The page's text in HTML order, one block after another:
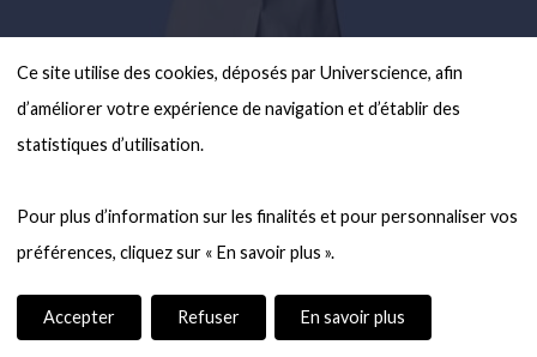
Ce site utilise des cookies, déposés par Universcience, afin
d’améliorer votre expérience de navigation et d’établir des
statistiques d’utilisation.
Pour plus d’information sur les finalités et pour personnaliser vos
Accepter Refuser En savoir plus